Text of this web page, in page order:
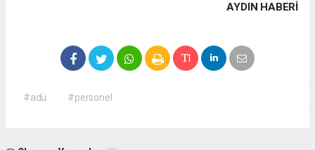
AYDIN HABERİ
#adü #personel